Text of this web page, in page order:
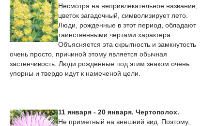
Несмотря на непривлекательное название,
цветок загадочный, символизирует лето.
Люди, рожденные в этот период, обладают
таинственными чертами характера.
Объясняется эта скрытность и замкнутость
очень просто, причиной этому является обычная
застенчивость. Люди рожденные под этим знаком очень
упорны и твердо идут к намеченой цели.
11 января - 20 января. Чертополох.
Не приметный на внешний вид. Поэтому,